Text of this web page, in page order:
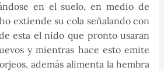
en el suelo, en medio de
extiende su cola señalando con
esta el nido que pronto usaran
y mientras hace esto emite
además alimenta la hembra